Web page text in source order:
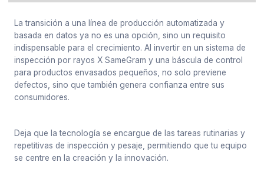
La transición a una línea de producción automatizada y
basada en datos ya no es una opción, sino un requisito
indispensable para el crecimiento. Al invertir en un sistema de
inspección por rayos X SameGram y una báscula de control
para productos envasados pequeños, no solo previene
defectos, sino que también genera confianza entre sus
consumidores.
Deja que la tecnología se encargue de las tareas rutinarias y
repetitivas de inspección y pesaje, permitiendo que tu equipo
se centre en la creación y la innovación.